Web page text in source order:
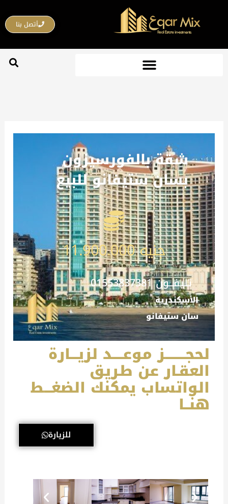
أتصل بنا
شقة بالفورسيزون
بسان ستيفانو للبيع
جنيه 11.900.000
تليفـــون 01553837381
الأسكندرية
سان ستيفانو
لحجــــــــز موعــــد لزيـــارة
العقـار عن طريق
الواتساب يمكنك الضغـــط
هنــا
للزيارة